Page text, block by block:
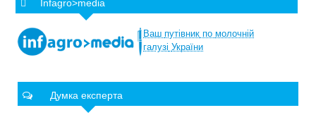
Infagro>media
Ваш путівник по молочній
галузі України
Думка експерта